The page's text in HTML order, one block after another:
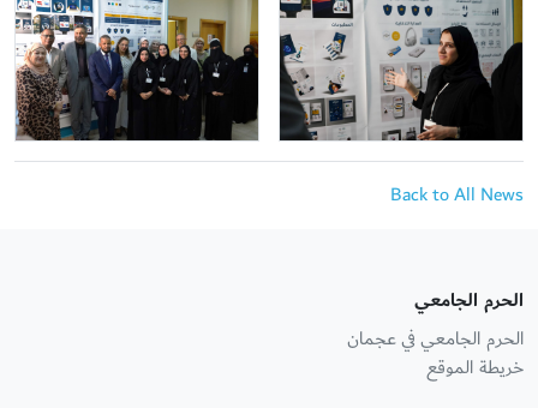
Back to All News
الحرم الجامعي
الحرم الجامعي في عجمان
خريطة الموقع